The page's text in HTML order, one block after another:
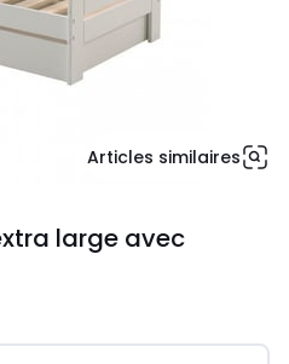
Articles similaires
large avec